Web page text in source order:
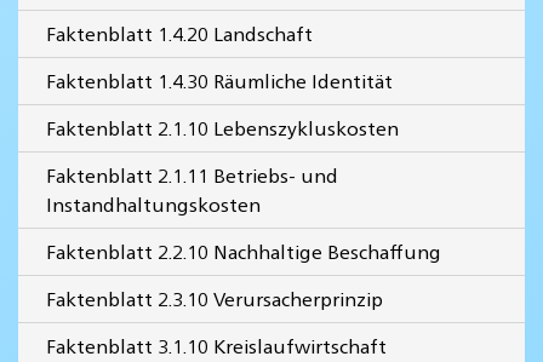
Faktenblatt 1.4.20 Landschaft
Faktenblatt 1.4.30 Räumliche Identität
Faktenblatt 2.1.10 Lebenszykluskosten
Faktenblatt 2.1.11 Betriebs- und
Instandhaltungskosten
Faktenblatt 2.2.10 Nachhaltige Beschaffung
Faktenblatt 2.3.10 Verursacherprinzip
Faktenblatt 3.1.10 Kreislaufwirtschaft